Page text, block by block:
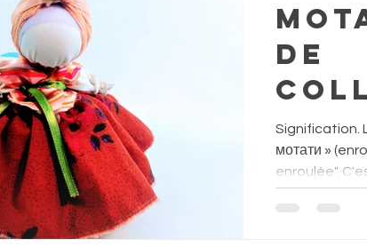
de
Signification.
мотати »
enroulée".